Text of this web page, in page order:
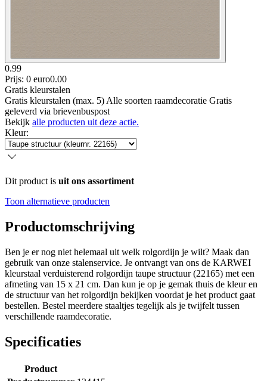
0.99
Prijs: 0 euro0.00
Gratis kleurstalen
Gratis kleurstalen (max. 5) Alle soorten raamdecoratie Gratis
geleverd via brievenbuspost
Bekijk alle producten uit deze actie.
Kleur:
Dit product is uit ons assortiment
Toon alternatieve producten
Productomschrijving
Ben je er nog niet helemaal uit welk rolgordijn je wilt? Maak dan
gebruik van onze stalenservice. Je ontvangt van ons de KARWEI
kleurstaal verduisterend rolgordijn taupe structuur (22165) met een
afmeting van 15 x 21 cm. Dan kun je op je gemak thuis de kleur en
de structuur van het rolgordijn bekijken voordat je het product gaat
bestellen. Bestel meerdere staaltjes tegelijk als je twijfelt tussen
verschillende raamdecoratie.
Specificaties
Product